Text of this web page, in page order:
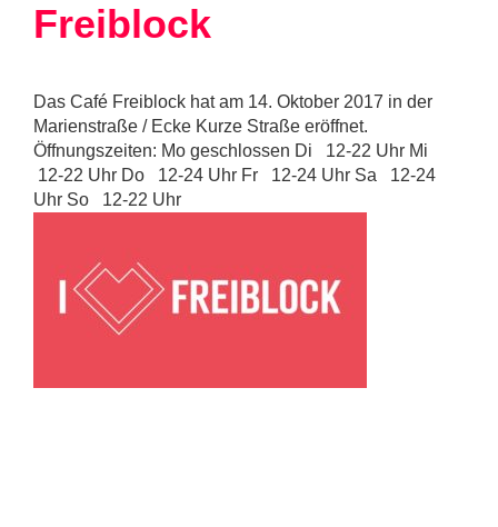
Freiblock
Das Café Freiblock hat am 14. Oktober 2017 in der
Marienstraße / Ecke Kurze Straße eröffnet.
Öffnungszeiten: Mo geschlossen Di 12-22 Uhr Mi
12-22 Uhr Do 12-24 Uhr Fr 12-24 Uhr Sa 12-24
Uhr So 12-22 Uhr